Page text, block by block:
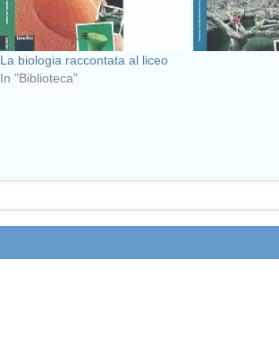
La biologia raccontata al liceo
In "Biblioteca"